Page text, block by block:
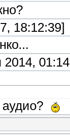
18:12:39]
2014,